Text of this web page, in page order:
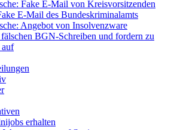
Fake E-Mail von Kreisvorsitzenden
E-Mail des Bundeskriminalamts
Angebot von Insolvenzware
BGN-Schreiben und fordern zu
auf
erhalten